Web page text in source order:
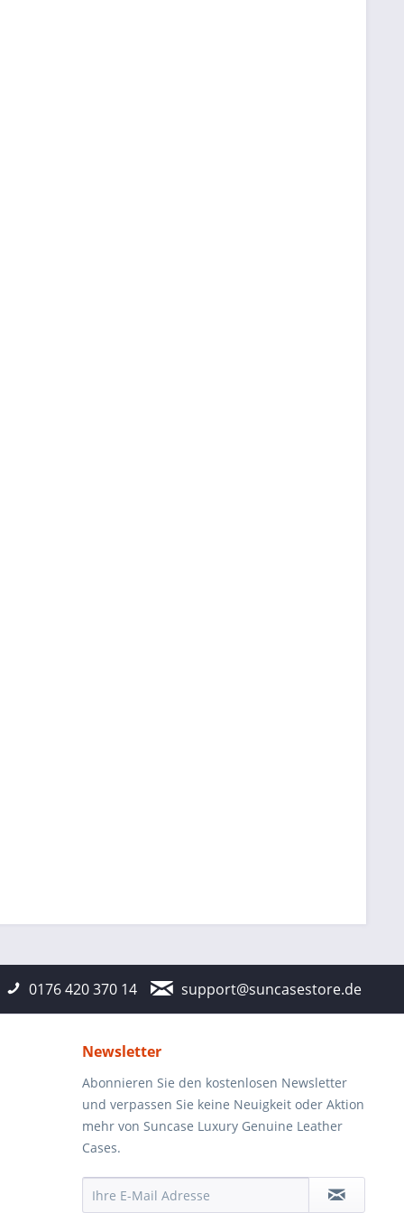
0176 420 370 14 support@suncasestore.de
Newsletter
Abonnieren Sie den kostenlosen Newsletter
und verpassen Sie keine Neuigkeit oder Aktion
mehr von Suncase Luxury Genuine Leather
Cases.